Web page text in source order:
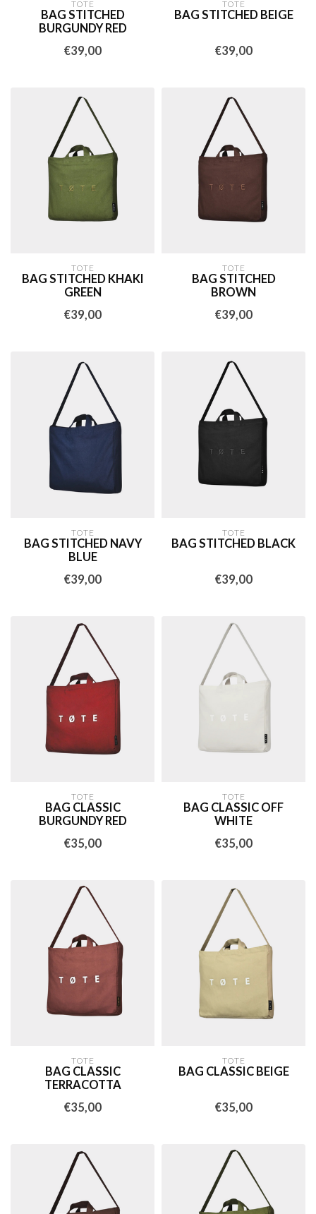
TOTE
BAG STITCHED
BURGUNDY RED
€39,00
TOTE
BAG STITCHED BEIGE
€39,00
TOTE
BAG STITCHED KHAKI
GREEN
€39,00
TOTE
BAG STITCHED
BROWN
€39,00
TOTE
BAG STITCHED NAVY
BLUE
€39,00
TOTE
BAG STITCHED BLACK
€39,00
TOTE
BAG CLASSIC
BURGUNDY RED
€35,00
TOTE
BAG CLASSIC OFF
WHITE
€35,00
TOTE
BAG CLASSIC
TERRACOTTA
€35,00
TOTE
BAG CLASSIC BEIGE
€35,00